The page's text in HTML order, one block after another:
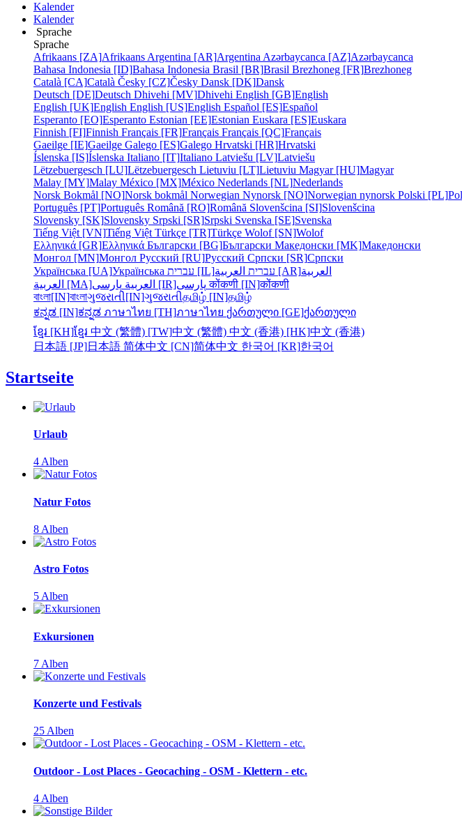
Kalender
Kalender
Sprache
Sprache
Afrikaans [ZA]Afrikaans Argentina [AR]Argentina Azərbaycanca [AZ]Azərbaycanca
Bahasa Indonesia [ID]Bahasa Indonesia Brasil [BR]Brasil Brezhoneg [FR]Brezhoneg
Català [CA]Català Česky [CZ]Česky Dansk [DK]Dansk
Deutsch [DE]Deutsch Dhivehi [MV]Dhivehi English [GB]English
English [UK]English English [US]English Español [ES]Español
Esperanto [EO]Esperanto Estonian [EE]Estonian Euskara [ES]Euskara
Finnish [FI]Finnish Français [FR]Français Français [QC]Français
Gaeilge [IE]Gaeilge Galego [ES]Galego Hrvatski [HR]Hrvatski
Íslenska [IS]Íslenska Italiano [IT]Italiano Latviešu [LV]Latviešu
Lëtzebuergesch [LU]Lëtzebuergesch Lietuviu [LT]Lietuviu Magyar [HU]Magyar
Malay [MY]Malay México [MX]México Nederlands [NL]Nederlands
Norsk Bokmål [NO]Norsk bokmål Norwegian Nynorsk [NO]Norwegian nynorsk Polski [PL]
Português [PT]Português Română [RO]Română Slovenšcina [SI]Slovenšcina
Slovensky [SK]Slovensky Srpski [SR]Srpski Svenska [SE]Svenska
Tiếng Việt [VN]Tiếng Việt Türkçe [TR]Türkçe Wolof [SN]Wolof
Ελληνικά [GR]Ελληνικά Български [BG]Български Македонски [MK]Македонски
Монгол [MN]Монгол Русский [RU]Русский Српски [SR]Српски
Українська [UA]Українська עברית [IL] עברית العربية [AR]العربية
العربية [MA]
العربية پارسی [IR] پارسیकोंकणी [IN]कोंकणी
বাংলা[IN]বাংলাગુજરાતી[IN]ગુજરાતીதமிழ் [IN]தமிழ்
ಕನ್ನಡ [IN]ಕನ್ನಡ ภาษาไทย [TH]ภาษาไทย ქართული [GE]ქართული
ខ្មែរ [KH]ខ្មែរ 中文 (繁體) [TW]中文 (繁體) 中文 (香港) [HK]中文 (香港)
日本語 [JP]日本語 简体中文 [CN]简体中文 한국어 [KR]한국어
Startseite
Urlaub
4 Alben
Natur Fotos
8 Alben
Astro Fotos
5 Alben
Exkursionen
7 Alben
Konzerte und Festivals
25 Alben
Outdoor - Lost Places - Geocaching - OSM - Klettern - etc.
4 Alben